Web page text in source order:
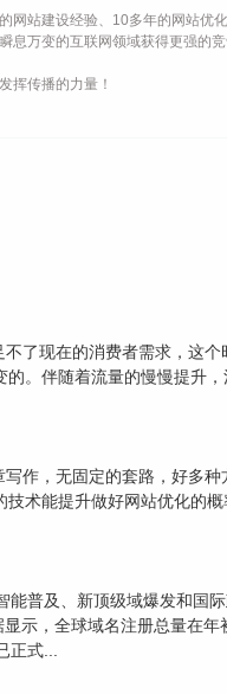
站建设经验、10多年的网站优
万变的互联网领域获得更强的竞
挥传播的力量！
了现在的消费者需求，这个
。伴随着流量的慢慢提升
作，无固定的套路，好多种
术能提升做好网站优化的
普及、新顶级域爆发和国
示，全球域名注册总量在
式...